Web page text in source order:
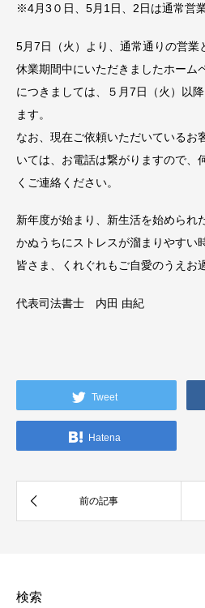
※4月3０日、5月1日、2日は通常営
5月7日（火）より、通常通りの営業
休業期間中にいただきましたホーム
につきましては、５月7日（火）以
ます。
なお、現在ご依頼いただいているお
いては、お電話は繋がりますので、
くご連絡ください。
新年度が始まり、新生活を始められ
かぬうちにストレスが溜まりやすい
皆さま、くれぐれもご自愛のうえお
代表司法書士 内田 由紀
Tweet
Hatena
検索